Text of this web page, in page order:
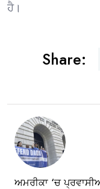
ਹੈ।
Share:
ਅਮਰੀਕਾ ‘ਚ